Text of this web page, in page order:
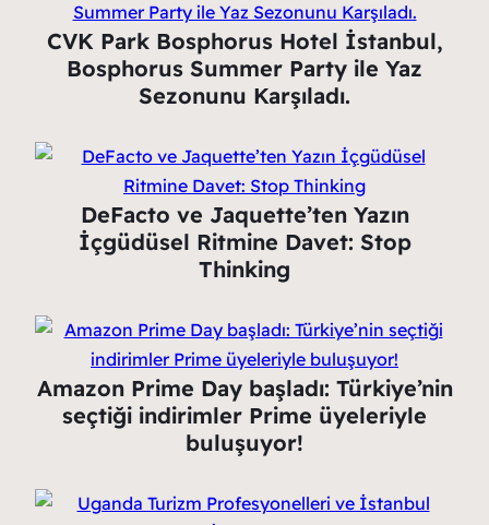
CVK Park Bosphorus Hotel İstanbul,
Bosphorus Summer Party ile Yaz
Sezonunu Karşıladı.
DeFacto ve Jaquette’ten Yazın
İçgüdüsel Ritmine Davet: Stop
Thinking
Amazon Prime Day başladı: Türkiye’nin
seçtiği indirimler Prime üyeleriyle
buluşuyor!